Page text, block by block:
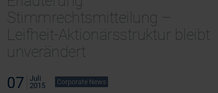
Stimmrechtsmitteilung –
Leifheit-Aktionärsstruktur bleibt
unverändert
07
Juli
2015
Corporate News